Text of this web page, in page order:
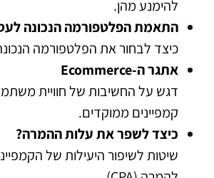
להימנע מהן.
התאמת הפלטפורמה הנכונה
כיצד לבחור את הפלטפורמה
אתגר ה-Ecommerce
דגש על החשיבות של חוויית
קמפיינים ממוקדים.
כיצד לשפר את עלות ההמרה?
שיטות לשיפור היעילות של